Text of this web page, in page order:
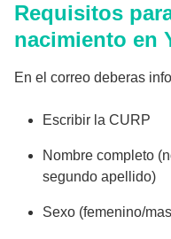
Requisitos
nacimiento en
En el correo deberas
Escribir la CURP
Nombre completo
segundo apellido)
Sexo (femenino/